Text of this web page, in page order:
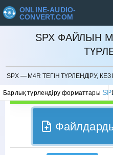
ONLINE-AUDIO-
CONVERT.COM
SPX ФАЙЛЫН
SPX — M4R ТЕГІН ТҮРЛЕНДІРУ,
Барлық түрлендіру форматтары